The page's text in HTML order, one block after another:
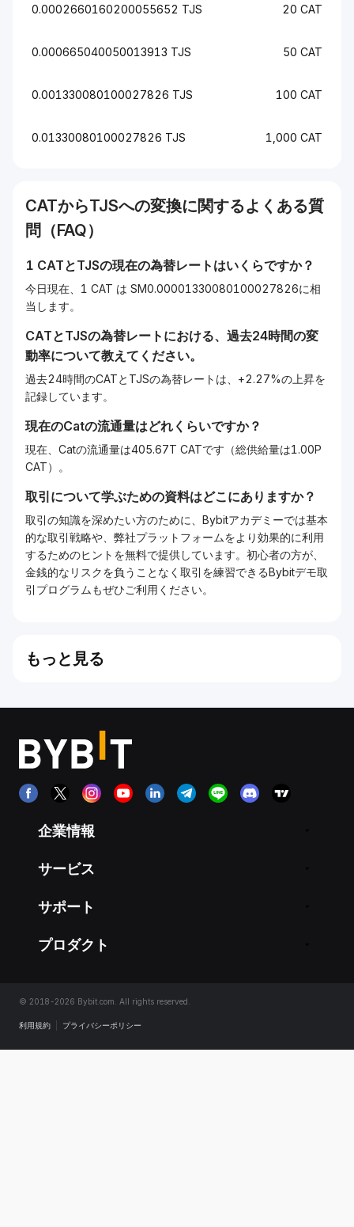
0.0002660160200055652 TJS 20 CAT
0.000665040050013913 TJS 50 CAT
0.001330080100027826 TJS 100 CAT
0.01330080100027826 TJS 1,000 CAT
CATからTJSへの変換に関するよくある質
問（FAQ）
1 CATとTJSの現在の為替レートはいくらですか？
今日現在、1 CAT は SM0.00001330080100027826に相
当します。
CATとTJSの為替レートにおける、過去24時間の変
動率について教えてください。
過去24時間のCATとTJSの為替レートは、+2.27%の上昇を
記録しています。
現在のCatの流通量はどれくらいですか？
現在、Catの流通量は405.67T CATです（総供給量は1.00P
CAT）。
取引について学ぶための資料はどこにありますか？
取引の知識を深めたい方のために、Bybitアカデミーでは基本
的な取引戦略や、弊社プラットフォームをより効果的に利用
するためのヒントを無料で提供しています。初心者の方が、
金銭的なリスクを負うことなく取引を練習できるBybitデモ取
引プログラムもぜひご利用ください。
もっと見る
企業情報
サービス
サポート
プロダクト
© 2018-2026 Bybit.com. All rights reserved.
利用規約 プライバシーポリシー